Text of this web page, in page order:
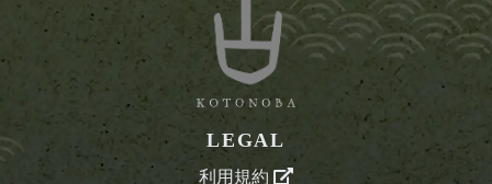
LEGAL
利用規約